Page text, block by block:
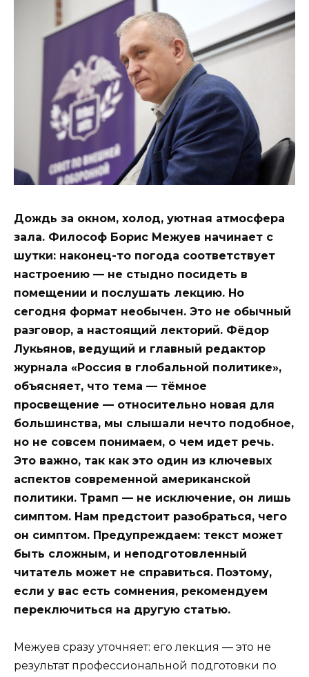
Дождь за окном, холод, уютная атмосфера
зала. Философ Борис Межуев начинает с
шутки: наконец-то погода соответствует
настроению — не стыдно посидеть в
помещении и послушать лекцию. Но
сегодня формат необычен. Это не обычный
разговор, а настоящий лекторий. Фёдор
Лукьянов, ведущий и главный редактор
журнала «Россия в глобальной политике»,
объясняет, что тема — тёмное
просвещение — относительно новая для
большинства, мы слышали нечто подобное,
но не совсем понимаем, о чем идет речь.
Это важно, так как это один из ключевых
аспектов современной американской
политики. Трамп — не исключение, он лишь
симптом. Нам предстоит разобраться, чего
он симптом. Предупреждаем: текст может
быть сложным, и неподготовленный
читатель может не справиться. Поэтому,
если у вас есть сомнения, рекомендуем
переключиться на другую статью.
Межуев сразу уточняет: его лекция — это не
результат профессиональной подготовки по